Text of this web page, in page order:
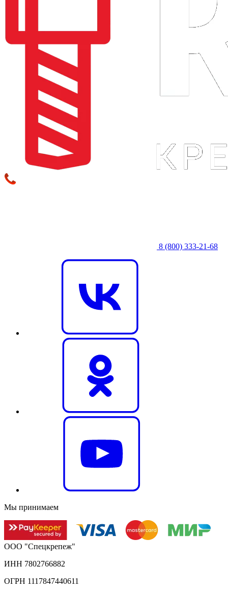
8 (800) 333‑21-68
Мы принимаем
ООО "Спецкрепеж"
ИНН 7802766882
ОГРН 1117847440611